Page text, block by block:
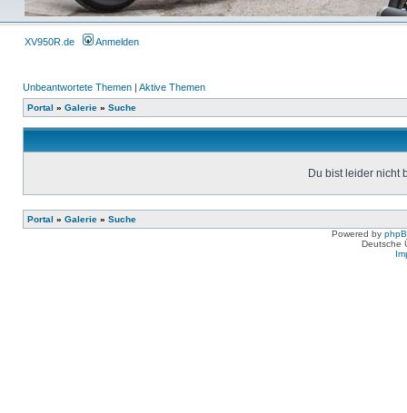
XV950R.de Anmelden
Unbeantwortete Themen | Aktive Themen
Portal » Galerie » Suche
Du bist leider nicht
Portal » Galerie » Suche
Powered by
Deutsche